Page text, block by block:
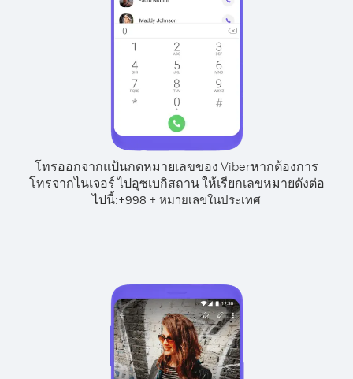
โทรออกจากแป้นกดหมายเลขของ Viberหากต้องการ
โทรจากไนเจอร์ ไปอุซเบกิสถาน ให้เรียกเลขหมายดังต่อ
ไปนี้:+998 + หมายเลขในประเทศ